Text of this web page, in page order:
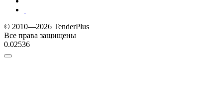
© 2010—2026 TenderPlus
Все права защищены
0.02536